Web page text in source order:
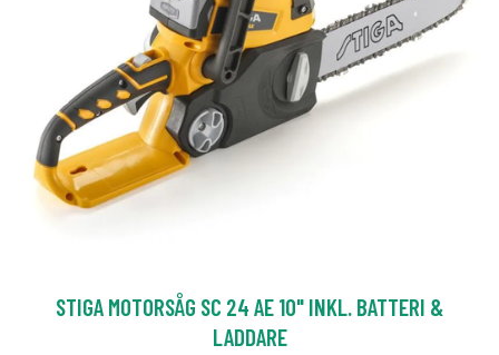
STIGA MOTORSÅG SC 24 AE 10" INKL. BATTERI &
LADDARE